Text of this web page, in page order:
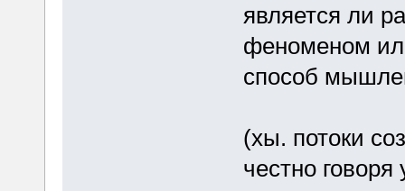
является ли
феноменом
способ
(хы. потоки
честно